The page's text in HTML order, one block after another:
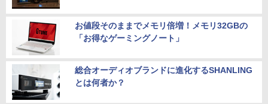
お値段そのままでメモリ倍増！メモリ32GBの
「お得なゲーミングノート」
総合オーディオブランドに進化するSHANLING
とは何者か？